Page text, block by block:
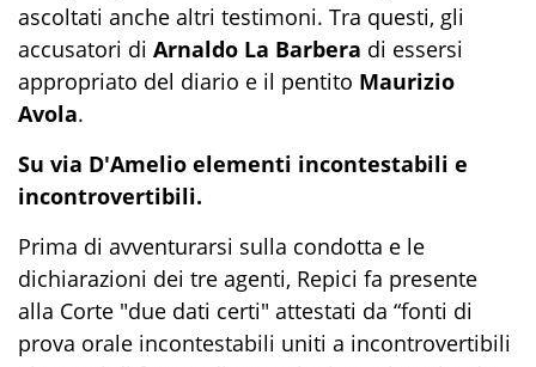
ascoltati anche altri testimoni. Tra questi, gli
accusatori di Arnaldo La Barbera di essersi
appropriato del diario e il pentito Maurizio
Avola.
Su via D'Amelio elementi incontestabili e
incontrovertibili.
Prima di avventurarsi sulla condotta e le
dichiarazioni dei tre agenti, Repici fa presente
alla Corte "due dati certi" attestati da “fonti di
prova orale incontestabili uniti a incontrovertibili